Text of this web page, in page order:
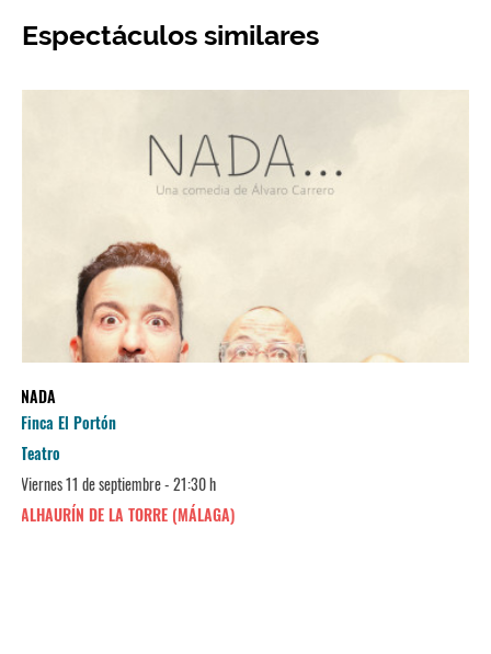
Espectáculos similares
NADA
Finca El Portón
Teatro
Viernes 11 de septiembre - 21:30 h
ALHAURÍN DE LA TORRE (MÁLAGA)